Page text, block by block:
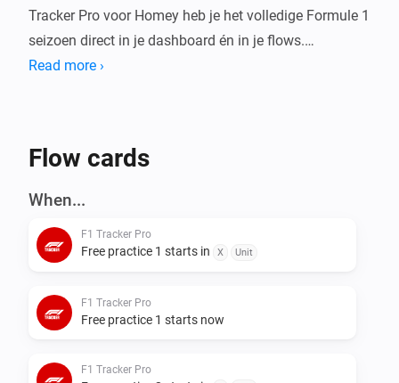
Tracker Pro voor Homey heb je het volledige Formule 1
seizoen direct in je dashboard én in je flows.
Wat kun je ermee?
Dashboard Widgets
Bekijk alles in één oogopslag op je Homey dashboard:
- F1 Kalender: het volledige seizoensoverzicht per
podiumresultaten
Read more ›
Flow cards
When...
F1 Tracker Pro
Free practice 1 starts in X Unit
F1 Tracker Pro
Free practice 1 starts now
F1 Tracker Pro